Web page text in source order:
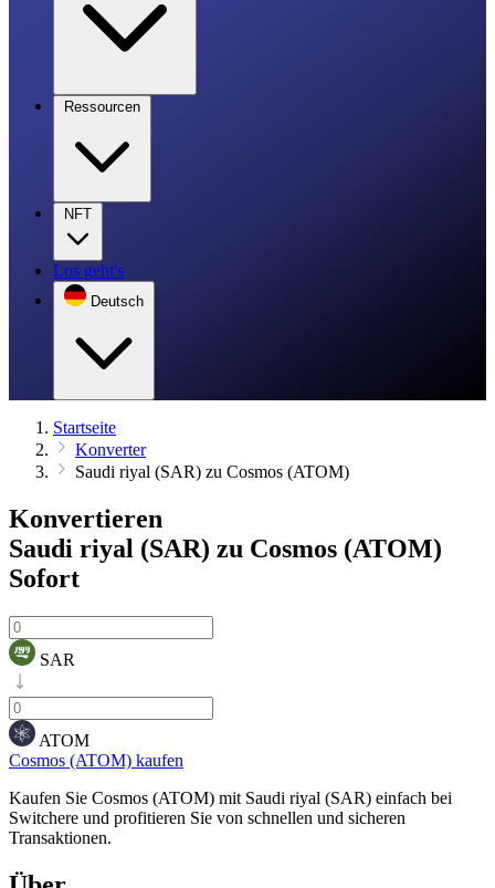
Ressourcen
NFT
Los geht's
Deutsch
Startseite
Konverter
Saudi riyal (SAR) zu Cosmos (ATOM)
Konvertieren
Saudi riyal (SAR) zu Cosmos (ATOM)
Sofort
SAR
ATOM
Cosmos (ATOM) kaufen
Kaufen Sie Cosmos (ATOM) mit Saudi riyal (SAR) einfach bei
Switchere und profitieren Sie von schnellen und sicheren
Transaktionen.